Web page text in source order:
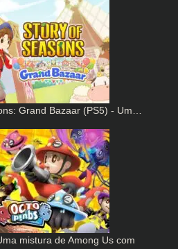
Grand Bazaar (PS5) - Um…
mistura de Among Us com